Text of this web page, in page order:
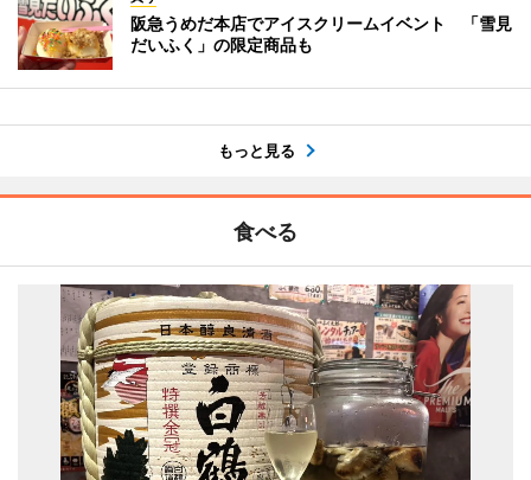
阪急うめだ本店でアイスクリームイベント 「雪見
だいふく」の限定商品も
もっと見る
食べる